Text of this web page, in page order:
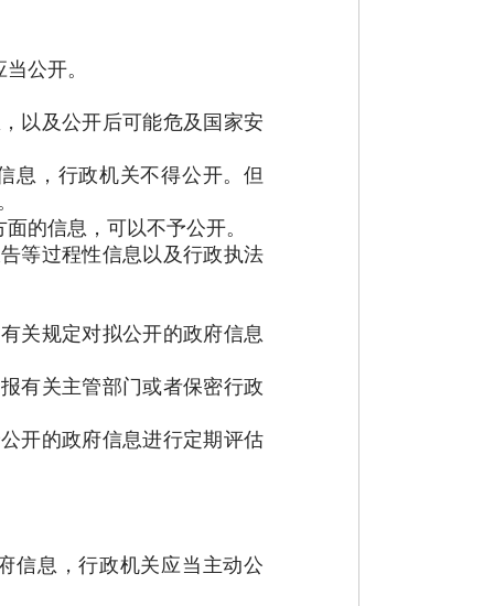
公开。
以及公开后可能危及国家安
，行政机关不得公开。但
的信息，可以不予公开。
等过程性信息以及行政执法
关规定对拟公开的政府信息
有关主管部门或者保密行政
开的政府信息进行定期评估
息，行政机关应当主动公